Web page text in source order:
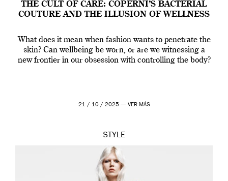
THE CULT OF CARE: COPERNI’S BACTERIAL
COUTURE AND THE ILLUSION OF WELLNESS
What does it mean when fashion wants to penetrate the
skin? Can wellbeing be worn, or are we witnessing a
new frontier in our obsession with controlling the body?
21 / 10 / 2025 — VER MÁS
STYLE